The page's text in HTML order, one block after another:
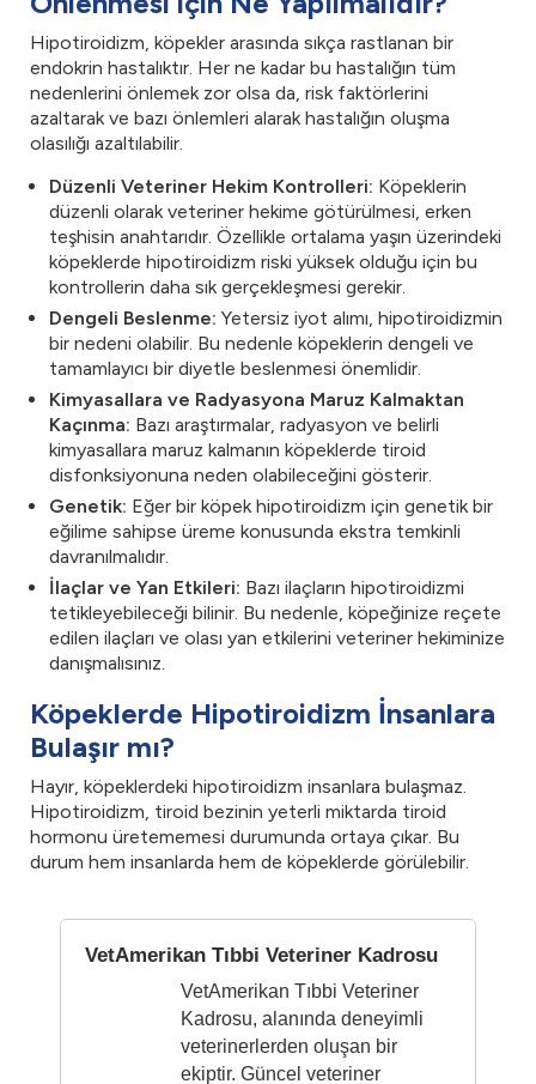
Hipotiroidizm, köpekler arasında sıkça rastlanan bir
endokrin hastalıktır. Her ne kadar bu hastalığın tüm
nedenlerini önlemek zor olsa da, risk faktörlerini
azaltarak ve bazı önlemleri alarak hastalığın oluşma
olasılığı azaltılabilir.
Düzenli Veteriner Hekim Kontrolleri: Köpeklerin
düzenli olarak veteriner hekime götürülmesi, erken
teşhisin anahtarıdır. Özellikle ortalama yaşın üzerindeki
köpeklerde hipotiroidizm riski yüksek olduğu için bu
kontrollerin daha sık gerçekleşmesi gerekir.
Dengeli Beslenme: Yetersiz iyot alımı, hipotiroidizmin
bir nedeni olabilir. Bu nedenle köpeklerin dengeli ve
tamamlayıcı bir diyetle beslenmesi önemlidir.
Kimyasallara ve Radyasyona Maruz Kalmaktan
Kaçınma: Bazı araştırmalar, radyasyon ve belirli
kimyasallara maruz kalmanın köpeklerde tiroid
disfonksiyonuna neden olabileceğini gösterir.
Genetik: Eğer bir köpek hipotiroidizm için genetik bir
eğilime sahipse üreme konusunda ekstra temkinli
davranılmalıdır.
İlaçlar ve Yan Etkileri: Bazı ilaçların hipotiroidizmi
tetikleyebileceği bilinir. Bu nedenle, köpeğinize reçete
edilen ilaçları ve olası yan etkilerini veteriner hekiminize
danışmalısınız.
Köpeklerde Hipotiroidizm İnsanlara
Bulaşır mı?
Hayır, köpeklerdeki hipotiroidizm insanlara bulaşmaz.
Hipotiroidizm, tiroid bezinin yeterli miktarda tiroid
hormonu üretememesi durumunda ortaya çıkar. Bu
durum hem insanlarda hem de köpeklerde görülebilir.
VetAmerikan Tıbbi Veteriner Kadrosu
VetAmerikan Tıbbi Veteriner
Kadrosu, alanında deneyimli
veterinerlerden oluşan bir
ekiptir. Güncel veteriner